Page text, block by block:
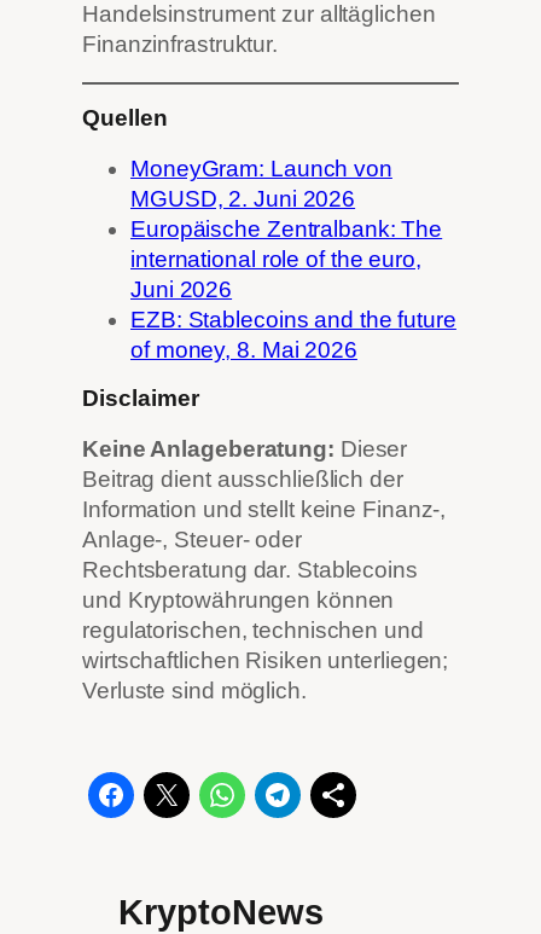
Handelsinstrument zur alltäglichen
Finanzinfrastruktur.
Quellen
MoneyGram: Launch von
MGUSD, 2. Juni 2026
Europäische Zentralbank: The
international role of the euro,
Juni 2026
EZB: Stablecoins and the future
of money, 8. Mai 2026
Disclaimer
Keine Anlageberatung: Dieser
Beitrag dient ausschließlich der
Information und stellt keine Finanz-,
Anlage-, Steuer- oder
Rechtsberatung dar. Stablecoins
und Kryptowährungen können
regulatorischen, technischen und
wirtschaftlichen Risiken unterliegen;
Verluste sind möglich.
KryptoNews